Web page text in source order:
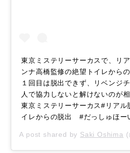
東京ミステリーサーカスで、リ
ンナ高橋監修の絶望トイレから
１回目は脱出できず、リベンジ
人で協力しないと解けないのが
東京ミステリーサーカス#リアル
イレからの脱出 #だっしゅほー
A post shared by Saki Oshima